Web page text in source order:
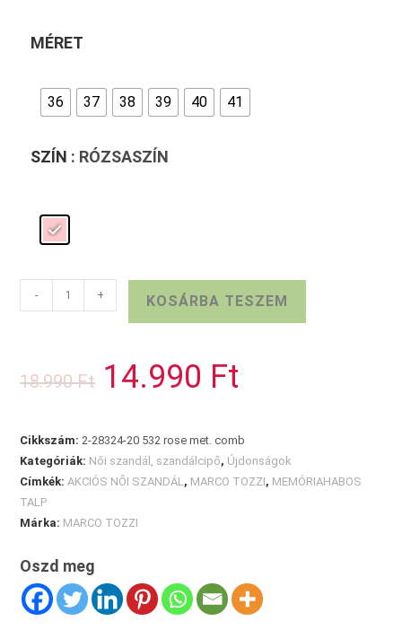
MÉRET
36 37 38 39 40 41
SZÍN : RÓZSASZÍN
TOZZI
mennyiség
- + KOSÁRBA TESZEM
18.990Ft
Original
price
was:
14.990 Ft
Cikkszám:2-28324-20 532 rose met. comb
Kategóriák: Női szandál, szandálcipő, Újdonságok
Címkék:AKCIÓS NŐI SZANDÁL, MARCO TOZZI, MEMÓRIAHABOS
TALP
Márka: MARCO TOZZI
Oszd meg